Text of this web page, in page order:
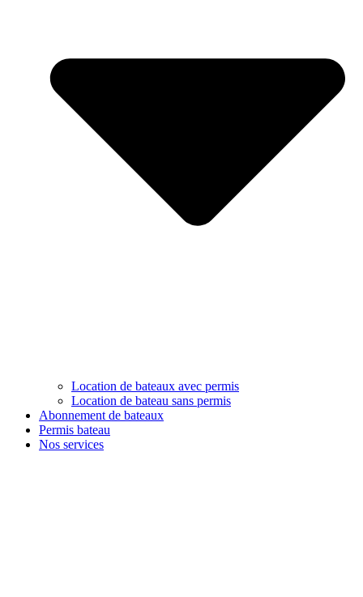
Location de bateaux avec permis
Location de bateau sans permis
Abonnement de bateaux
Permis bateau
Nos services